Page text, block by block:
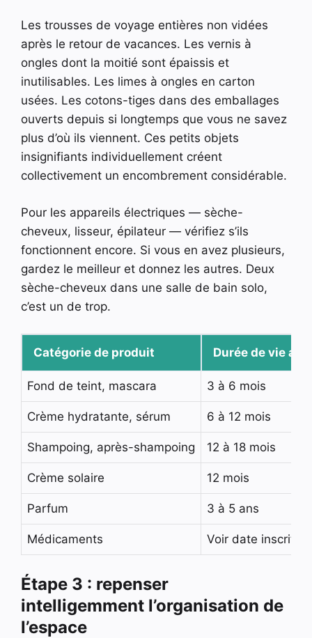
Les trousses de voyage entières non vidées
après le retour de vacances. Les vernis à
ongles dont la moitié sont épaissis et
inutilisables. Les limes à ongles en carton
usées. Les cotons-tiges dans des emballages
ouverts depuis si longtemps que vous ne savez
plus d’où ils viennent. Ces petits objets
insignifiants individuellement créent
collectivement un encombrement considérable.
Pour les appareils électriques — sèche-
cheveux, lisseur, épilateur — vérifiez s’ils
fonctionnent encore. Si vous en avez plusieurs,
gardez le meilleur et donnez les autres. Deux
sèche-cheveux dans une salle de bain solo,
c’est un de trop.
Catégorie de produit Durée de vie
Fond de teint, mascara 3 à 6 mois
Crème hydratante, sérum 6 à 12 mois
Shampoing, après-shampoing 12 à 18 mois
Crème solaire 12 mois
Parfum 3 à 5 ans
Médicaments Voir date inscrite
Étape 3 : repenser
intelligemment l’organisation de
l’espace